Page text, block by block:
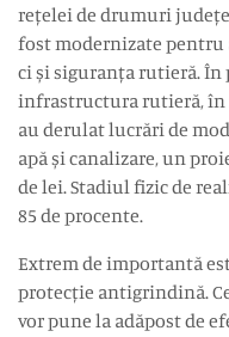
rețelei de drumuri
fost modernizate
ci și siguranța rutieră.
infrastructura rutieră, în
au derulat lucrări de
apă și canalizare, un
de lei. Stadiul fizic de
85 de procente.
Extrem de importantă
protecție antigrindină.
vor pune la adăpost de